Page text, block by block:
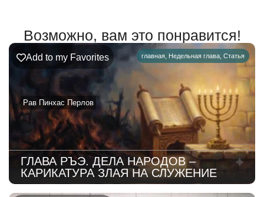
Возможно, вам это понравится!
главная Недельная глава Статья
Рав Пинхас Перлов
Add to my Favorites
ГЛАВА РЪЭ. ДЕЛА НАРОДОВ –
КАРИКАТУРА ЗЛАЯ НА СЛУЖЕНИЕ